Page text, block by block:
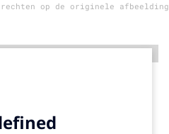
rechten op de originele afbeelding